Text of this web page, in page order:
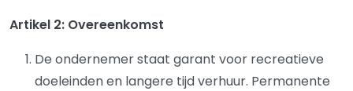
Artikel 2: Overeenkomst
De ondernemer staat garant voor recreatieve
doeleinden en langere tijd verhuur. Permanente